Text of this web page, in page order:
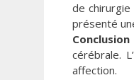
de
présenté
Conclusion
cérébrale.
affection.